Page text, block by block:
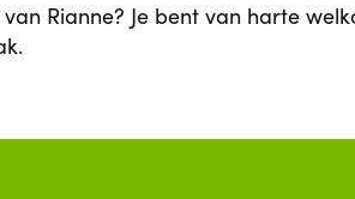
Rianne? Je bent van harte